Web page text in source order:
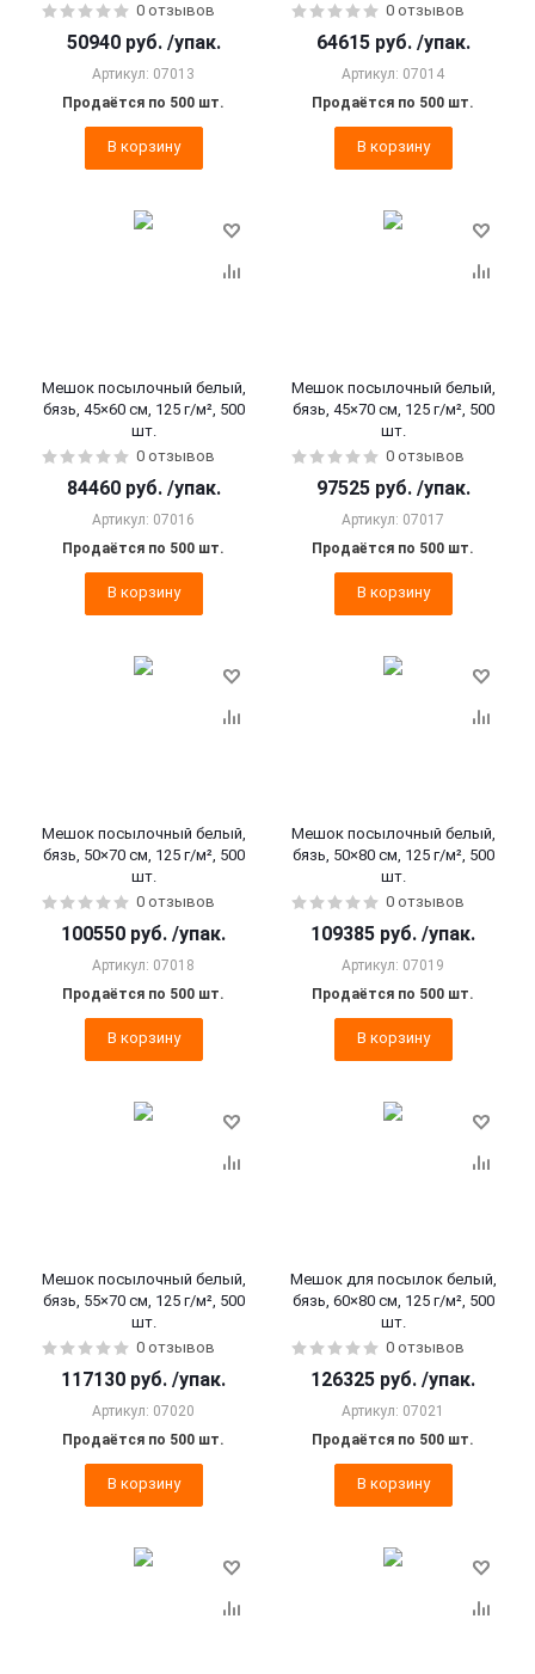
0 отзывов
50940 руб. /упак.
Артикул: 07013
Продаётся по 500 шт.
В корзину
0 отзывов
64615 руб. /упак.
Артикул: 07014
Продаётся по 500 шт.
В корзину
Мешок посылочный белый,
бязь, 45×60 см, 125 г/м², 500
шт.
0 отзывов
84460 руб. /упак.
Артикул: 07016
Продаётся по 500 шт.
В корзину
Мешок посылочный белый,
бязь, 45×70 см, 125 г/м², 500
шт.
0 отзывов
97525 руб. /упак.
Артикул: 07017
Продаётся по 500 шт.
В корзину
Мешок посылочный белый,
бязь, 50×70 см, 125 г/м², 500
шт.
0 отзывов
100550 руб. /упак.
Артикул: 07018
Продаётся по 500 шт.
В корзину
Мешок посылочный белый,
бязь, 50×80 см, 125 г/м², 500
шт.
0 отзывов
109385 руб. /упак.
Артикул: 07019
Продаётся по 500 шт.
В корзину
Мешок посылочный белый,
бязь, 55×70 см, 125 г/м², 500
шт.
0 отзывов
117130 руб. /упак.
Артикул: 07020
Продаётся по 500 шт.
В корзину
Мешок для посылок белый,
бязь, 60×80 см, 125 г/м², 500
шт.
0 отзывов
126325 руб. /упак.
Артикул: 07021
Продаётся по 500 шт.
В корзину